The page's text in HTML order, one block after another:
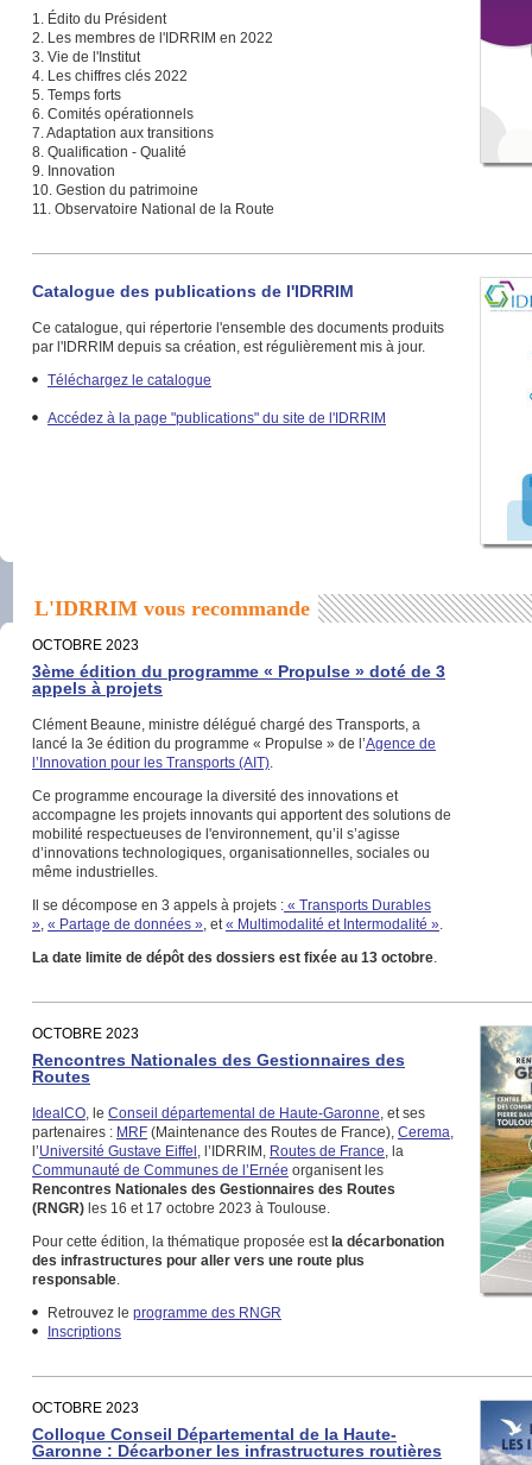
1. Édito du Président
2. Les membres de l'IDRRIM en 2022
3. Vie de l'Institut
4. Les chiffres clés 2022
5. Temps forts
6. Comités opérationnels
7. Adaptation aux transitions
8. Qualification - Qualité
9. Innovation
10. Gestion du patrimoine
11. Observatoire National de la Route
Catalogue des publications de l'IDRRIM
Ce catalogue, qui répertorie l'ensemble des documents produits
par l'IDRRIM depuis sa création, est régulièrement mis à jour.
Téléchargez le catalogue
Accédez à la page "publications" du site de l'IDRRIM
L'IDRRIM vous recommande
OCTOBRE 2023
3ème édition du programme « Propulse » doté de 3
appels à projets
Clément Beaune, ministre délégué chargé des Transports, a
lancé la 3e édition du programme « Propulse » de l’Agence de
l’Innovation pour les Transports (AIT).
Ce programme encourage la diversité des innovations et
accompagne les projets innovants qui apportent des solutions de
mobilité respectueuses de l'environnement, qu’il s’agisse
d’innovations technologiques, organisationnelles, sociales ou
même industrielles.
Il se décompose en 3 appels à projets : « Transports Durables
», « Partage de données », et« Multimodalité et Intermodalité ».
La date limite de dépôt des dossiers est fixée au 13 octobre.
OCTOBRE 2023
Rencontres Nationales des Gestionnaires des
Routes
IdealCO, le Conseil départemental de Haute-Garonne, et ses
partenaires : MRF (Maintenance des Routes de France), Cerema,
l’Université Gustave Eiffel , l’IDRRIM, Routes de France, la
Communauté de Communes de l’Ernée organisent les
Rencontres Nationales des Gestionnaires des Routes
(RNGR) les 16 et 17 octobre 2023 à Toulouse.
Pour cette édition, la thématique proposée est la décarbonation
des infrastructures pour aller vers une route plus
responsable.
Retrouvez le programme des RNGR
Inscriptions
OCTOBRE 2023
Colloque Conseil Départemental de la Haute-
Garonne : Décarboner les infrastructures routières